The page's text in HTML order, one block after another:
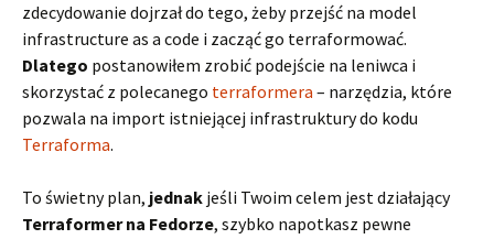
zdecydowanie dojrzał do tego, żeby przejść na model
infrastructure as a code i zacząć go terraformować.
Dlatego postanowiłem zrobić podejście na leniwca i
skorzystać z polecanego terraformera – narzędzia, które
pozwala na import istniejącej infrastruktury do kodu
Terraforma.
To świetny plan, jednak jeśli Twoim celem jest działający
Terraformer na Fedorze, szybko napotkasz pewne